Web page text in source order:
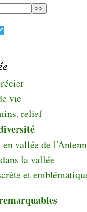
vie
relief
en vallée de
la vallée
et